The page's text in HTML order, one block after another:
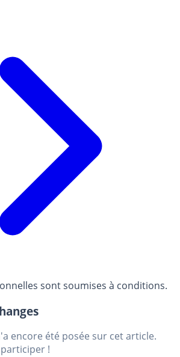
sont soumises à conditions.
encore été posée sur cet article.
!